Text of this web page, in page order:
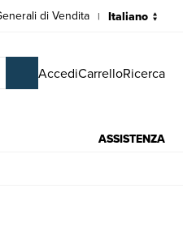
di Vendita |
AccediCarrelloRicerca
ASSISTENZA